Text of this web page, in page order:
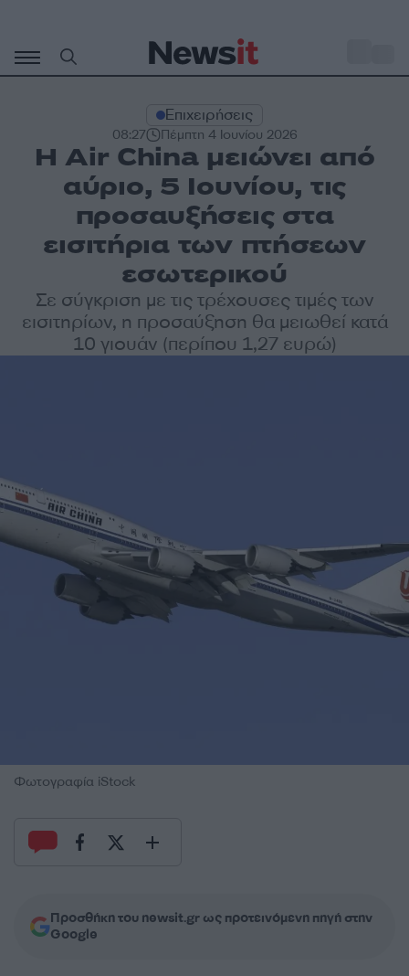
περιεχόμενο
Επιχειρήσεις
08:27 Πέμπτη 4 Ιουνίου 2026
Η Air China μειώνει από
αύριο, 5 Ιουνίου, τις
προσαυξήσεις στα
εισιτήρια των πτήσεων
εσωτερικού
Σε σύγκριση με τις τρέχουσες τιμές των
εισιτηρίων, η προσαύξηση θα μειωθεί κατά
10 γιουάν (περίπου 1,27 ευρώ)
Φωτογραφία iStock
Προσθήκη του newsit.gr ως προτεινόμενη πηγή στην
Google